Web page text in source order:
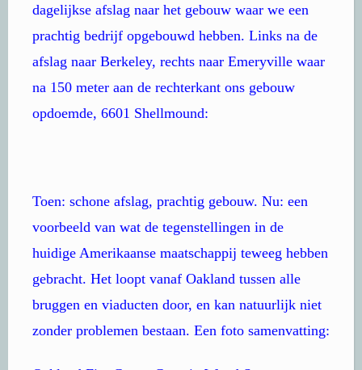
dagelijkse afslag naar het gebouw waar we een
prachtig bedrijf opgebouwd hebben. Links na de
afslag naar Berkeley, rechts naar Emeryville waar
na 150 meter aan de rechterkant ons gebouw
opdoemde, 6601 Shellmound:
Toen: schone afslag, prachtig gebouw. Nu: een
voorbeeld van wat de tegenstellingen in de
huidige Amerikaanse maatschappij teweeg hebben
gebracht. Het loopt vanaf Oakland tussen alle
bruggen en viaducten door, en kan natuurlijk niet
zonder problemen bestaan. Een foto samenvatting: